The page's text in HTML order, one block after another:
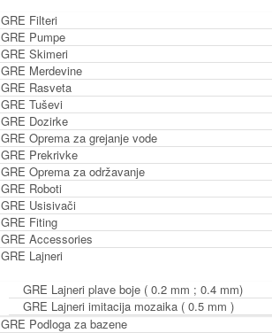
GRE Filteri
GRE Pumpe
GRE Skimeri
GRE Merdevine
GRE Rasveta
GRE Tuševi
GRE Dozirke
GRE Oprema za grejanje vode
GRE Prekrivke
GRE Oprema za održavanje
GRE Roboti
GRE Usisivači
GRE Fiting
GRE Accessories
GRE Lajneri
GRE Lajneri plave boje ( 0.2 mm ; 0.4 mm)
GRE Lajneri imitacija mozaika ( 0.5 mm )
GRE Podloga za bazene